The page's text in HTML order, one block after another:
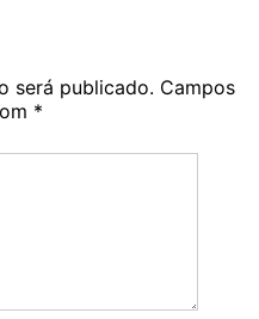
será publicado. Campos
*